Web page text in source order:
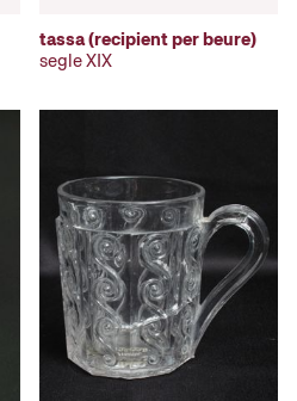
tassa (recipient per beure)
segle XIX